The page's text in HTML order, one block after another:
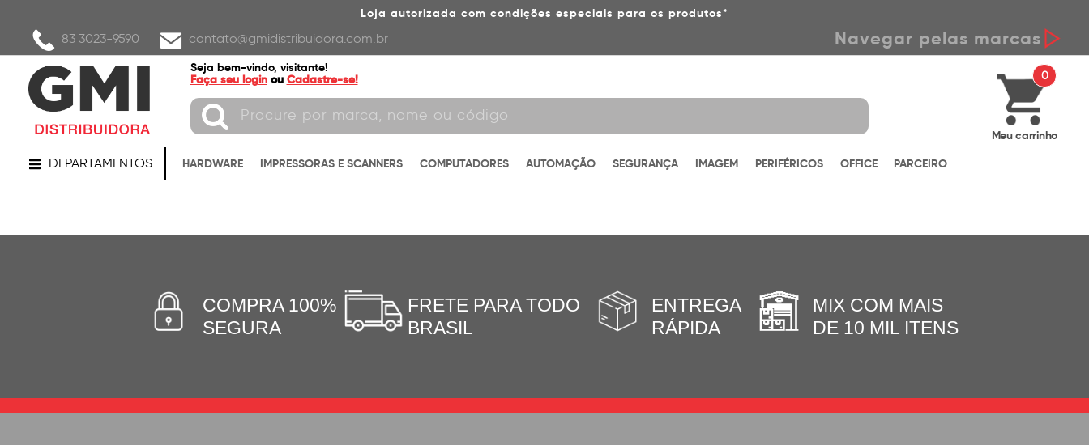
Loja autorizada com condições especiais para os produtos*
83 3023-9590 contato@gmidistribuidora.com.br Navegar pelas marcas
Seja bem-vindo, visitante!
Faça seu login ou Cadastre-se! 0
Meu carrinho
DEPARTAMENTOS HARDWARE IMPRESSORAS E SCANNERS COMPUTADORES AUTOMAÇÃO SEGURANÇA IMAGEM PERIFÉRICOS OFFICE PARCEIRO
COMPRA 100%
SEGURA
FRETE PARA TODO
BRASIL
ENTREGA
RÁPIDA
MIX COM MAIS
DE 10 MIL ITENS